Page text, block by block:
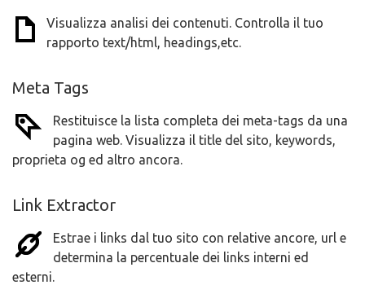
Visualizza analisi dei contenuti. Controlla il tuo
rapporto text/html, headings,etc.
Meta Tags
Restituisce la lista completa dei meta-tags da una
pagina web. Visualizza il title del sito, keywords,
proprieta og ed altro ancora.
Link Extractor
Estrae i links dal tuo sito con relative ancore, url e
determina la percentuale dei links interni ed
esterni.